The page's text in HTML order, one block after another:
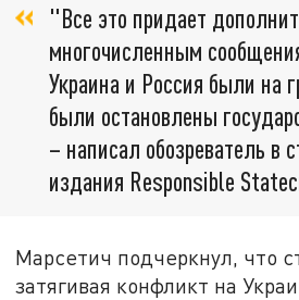
"Все это придает
многочисленным
Украина и Россия были на
были остановлены
– написал обозреватель в
издания Responsible
Марсетич подчеркнул, что
затягивая конфликт на